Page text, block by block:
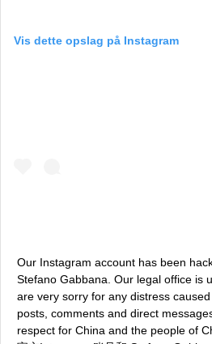
Vis dette opslag på Instagram
Our Instagram account has been
Stefano Gabbana. Our legal office is
are very sorry for any distress
posts, comments and direct
respect for China and the people of